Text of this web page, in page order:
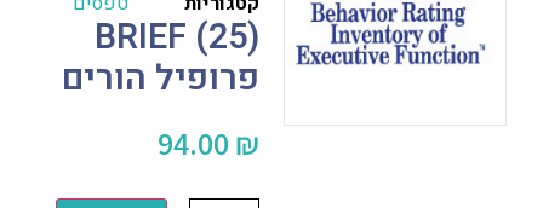
(25) BRIEF
פרופיל הורים
94.00 ₪